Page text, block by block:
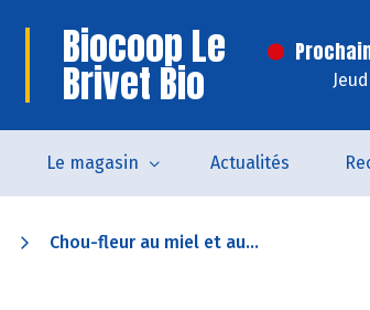
Biocoop Le
Brivet Bio
Le magasin Actualités
Chou-fleur au miel et au...